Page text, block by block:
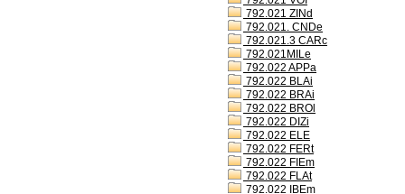
792.021 ZINd
792.021. CNDe
792.021.3 CARc
792.021MILe
792.022 APPa
792.022 BLAi
792.022 BRAi
792.022 BROl
792.022 DIZi
792.022 ELE
792.022 FERt
792.022 FIEm
792.022 FLAt
792.022 IBEm